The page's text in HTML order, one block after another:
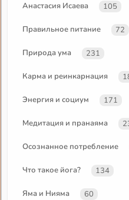
Анастасия Исаева 105
Правильное питание 72
Природа ума 231
Карма и реинкарнация
Энергия и социум 171
Медитация и пранаяма
Осознанное потребление
Что такое йога? 134
Яма и Нияма 60